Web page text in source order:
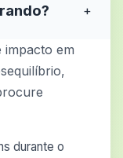
+
impacto em
durante o